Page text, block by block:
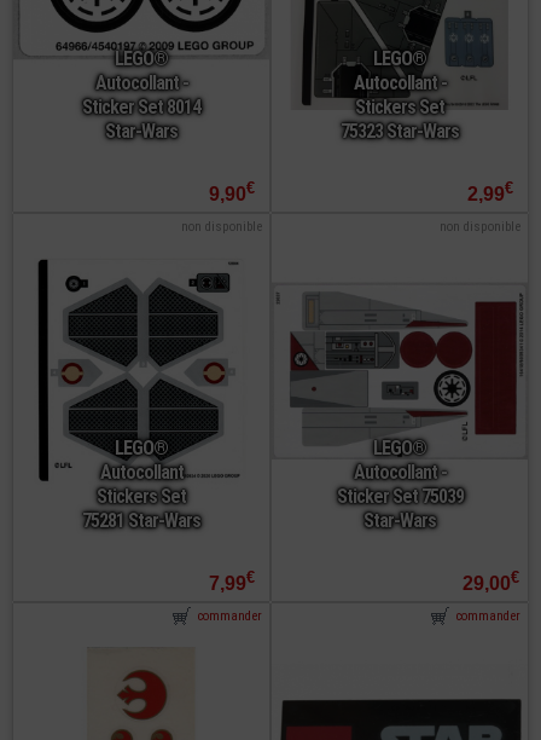
LEGO®
Autocollant -
Sticker Set 8014
Star-Wars
9,90€
LEGO®
Autocollant -
Stickers Set
75323 Star-Wars
2,99€
LEGO®
Autocollant
Stickers Set
75281 Star-Wars
7,99€
non disponible
LEGO®
Autocollant -
Sticker Set 75039
Star-Wars
29,00€
non disponible
commander commander